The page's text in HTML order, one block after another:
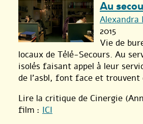
Au
2015
Vie de
locaux de Télé-Secours. Au
isolés faisant appel à leur
de l’asbl, font face et trouvent
Lire la critique de Cinergie
film : ICI